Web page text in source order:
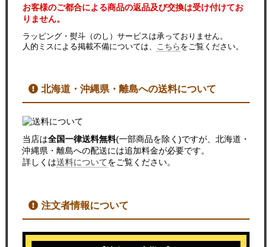
お客様のご都合による商品の返品及び交換は受け付けてお
りません。
ラッピング・熨斗（のし）サービスは承っておりません。
人的ミスによる掲載不備については、
こちら をご覧ください。
北海道・沖縄県・離島への送料について
当店は全国一律送料無料(一部商品を除く)ですが、北海道・
沖縄県・離島への配送には追加料金が必要です。
詳しくは送料についてをご覧ください。
注文者情報について